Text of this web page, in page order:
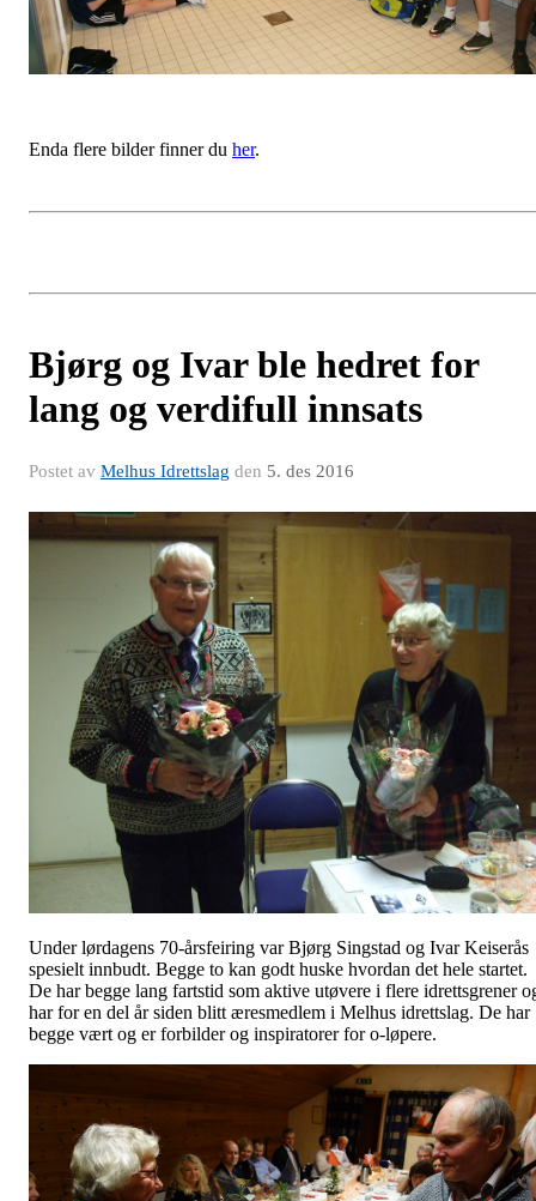
Enda flere bilder finner du her.
Bjørg og Ivar ble hedret for
lang og verdifull innsats
Postet av Melhus Idrettslag den 5. des 2016
Under lørdagens 70-årsfeiring var Bjørg Singstad og Ivar Keiserås
spesielt innbudt. Begge to kan godt huske hvordan det hele startet.
De har begge lang fartstid som aktive utøvere i flere idrettsgrener
har for en del år siden blitt æresmedlem i Melhus idrettslag. De har
begge vært og er forbilder og inspiratorer for o-løpere.